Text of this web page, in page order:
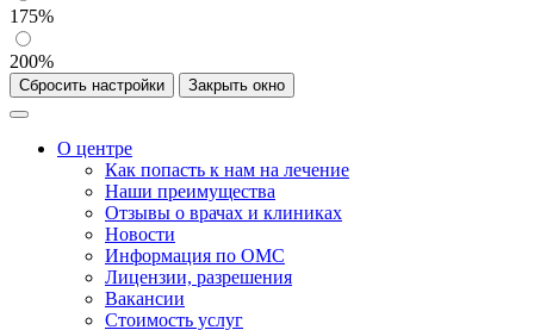
175%
200%
Сбросить настройки Закрыть окно
О центре
Как попасть к нам на лечение
Наши преимущества
Отзывы о врачах и клиниках
Новости
Информация по ОМС
Лицензии, разрешения
Вакансии
Стоимость услуг